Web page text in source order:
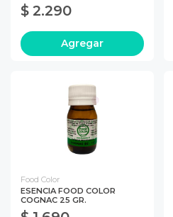
$ 2.290
Agregar
Food Color
ESENCIA FOOD COLOR
COGNAC 25 GR.